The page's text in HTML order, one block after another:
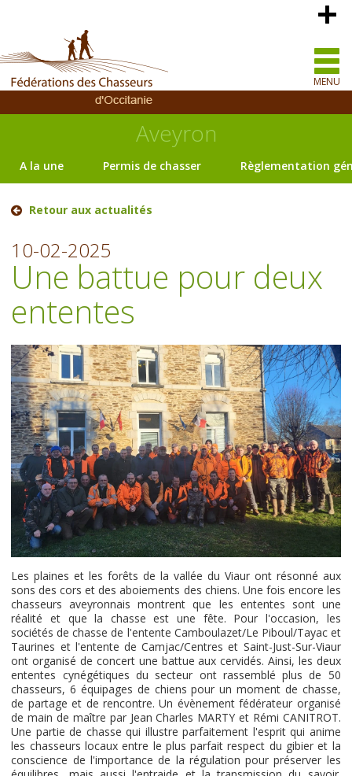
MENU
Aveyron
A la une Permis de chasser Règlementation
Retour aux actualités
10-02-2025
Une battue pour deux
ententes
Les plaines et les forêts de la vallée du Viaur ont résonné aux
sons des cors et des aboiements des chiens. Une fois encore les
chasseurs aveyronnais montrent que les ententes sont une
réalité et que la chasse est une fête. Pour l'occasion, les
sociétés de chasse de l'entente Camboulazet/Le Piboul/Tayac et
Taurines et l'entente de Camjac/Centres et Saint-Just-Sur-Viaur
ont organisé de concert une battue aux cervidés. Ainsi, les deux
ententes cynégétiques du secteur ont rassemblé plus de 50
chasseurs, 6 équipages de chiens pour un moment de chasse,
de partage et de rencontre. Un évènement fédérateur organisé
de main de maître par Jean Charles MARTY et Rémi CANITROT.
Une partie de chasse qui illustre parfaitement l'esprit qui anime
les chasseurs locaux entre le plus parfait respect du gibier et la
conscience de l'importance de la régulation pour préserver les